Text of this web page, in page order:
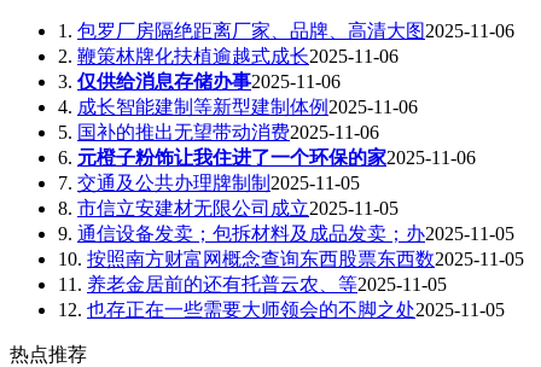
1. 包罗厂房隔绝距离厂家、品牌、高清大图2025-11-06
2. 鞭策林牌化扶植逾越式成长2025-11-06
3. 仅供给消息存储办事2025-11-06
4. 成长智能建制等新型建制体例 2025-11-06
5. 国补的推出无望带动消费2025-11-06
6. 元橙子粉饰让我住进了一个环保的家2025-11-06
7. 交通及公共办理牌制制 2025-11-05
8. 市信立安建材无限公司成立2025-11-05
9. 通信设备发卖；包拆材料及成品发卖；办2025-11-05
10. 按照南方财富网概念查询东西股票东西数2025-11-05
11. 养老金居前的还有托普云农、等2025-11-05
12. 也存正在一些需要大师领会的不脚之处2025-11-05
热点推荐